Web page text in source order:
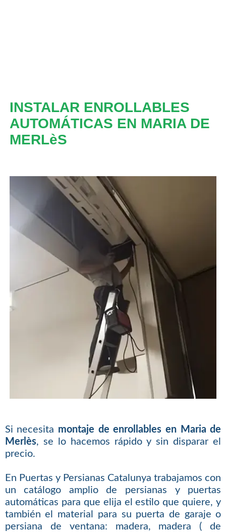
INSTALAR ENROLLABLES
AUTOMÁTICAS EN MARIA DE
MERLèS
Si necesita montaje de enrollables en Maria de
Merlès, se lo hacemos rápido y sin disparar el
precio.
En Puertas y Persianas Catalunya trabajamos con
un catálogo amplio de persianas y puertas
automáticas para que elija el estilo que quiere, y
también el material para su puerta de garaje o
persiana de ventana: madera, madera ( de